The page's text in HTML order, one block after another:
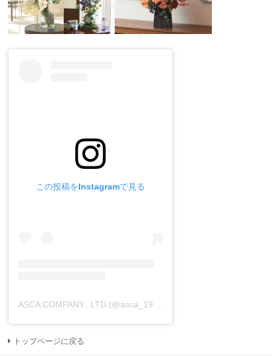
この投稿をInstagramで見る
トップページに戻る